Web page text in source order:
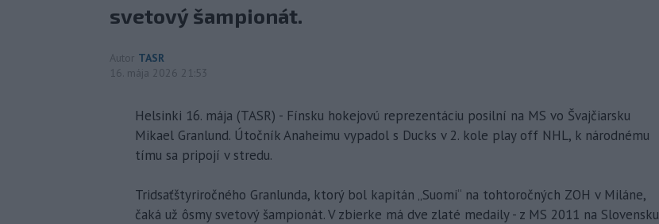
svetový šampionát.
Autor TASR
16. mája 2026 21:53
Helsinki 16. mája (TASR) - Fínsku hokejovú reprezentáciu posilní na MS vo Švajčiarsku
Mikael Granlund. Útočník Anaheimu vypadol s Ducks v 2. kole play off NHL, k národnému
tímu sa pripojí v stredu.
Tridsaťštyriročného Granlunda, ktorý bol kapitán „Suomi“ na tohtoročných ZOH v Miláne,
čaká už ôsmy svetový šampionát. V zbierke má dve zlaté medaily - z MS 2011 na Slovensku